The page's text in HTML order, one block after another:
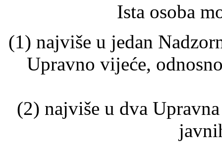
Ista osoba
(1) najviše u jedan
Upravno vijeće,
(2) najviše u dva